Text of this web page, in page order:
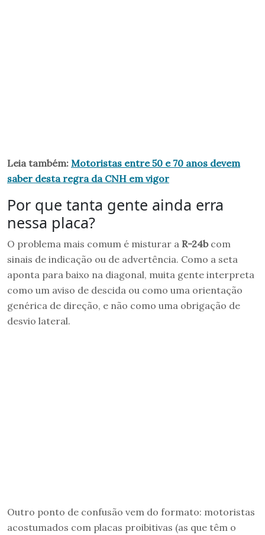
Leia também: Motoristas entre 50 e 70 anos devem
saber desta regra da CNH em vigor
Por que tanta gente ainda erra
nessa placa?
O problema mais comum é misturar a R-24bcom
sinais de indicação ou de advertência. Como a seta
aponta para baixo na diagonal, muita gente interpreta
como um aviso de descida ou como uma orientação
genérica de direção, e não como uma obrigação de
desvio lateral.
Outro ponto de confusão vem do formato: motoristas
acostumados com placas proibitivas (as que têm o